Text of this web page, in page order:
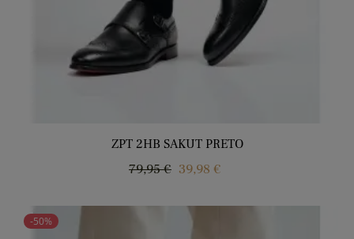
ZPT 2HB SAKUT PRETO
Regular
79,95 € Price
39,98 €
-50%